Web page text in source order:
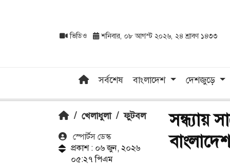
ভিডিও শনিবার, ০৮ আগস্ট ২০২৬, ২৪ শ্রাবণ ১৪৩৩
সর্বশেষ বাংলাদেশ দেশজুড়ে
/ খেলাধুলা / ফুটবল
স্পোর্টস ডেস্ক
প্রকাশ : ০৬ জুন, ২০২৬
০৫:২৭ পিএম
সন্ধ্যায়
বাংলাদেশ